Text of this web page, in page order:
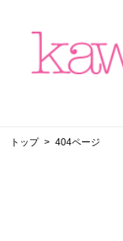
トップ 404ページ